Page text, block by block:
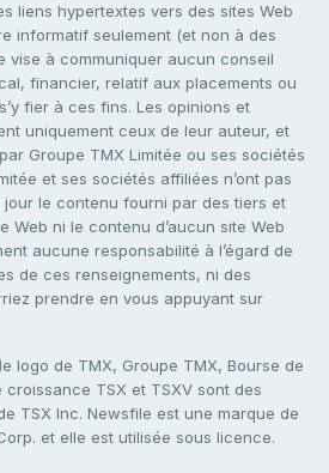
liens hypertextes vers des sites Web
informatif seulement (et non à des
vise à communiquer aucun conseil
financier, relatif aux placements ou
fier à ces fins. Les opinions et
uniquement ceux de leur auteur, et
Groupe TMX Limitée ou ses sociétés
et ses sociétés affiliées n’ont pas
le contenu fourni par des tiers et
Web ni le contenu d’aucun site Web
aucune responsabilité à l’égard de
de ces renseignements, ni des
prendre en vous appuyant sur
logo de TMX, Groupe TMX, Bourse de
croissance TSX et TSXV sont des
TSX Inc. Newsfile est une marque de
et elle est utilisée sous licence.